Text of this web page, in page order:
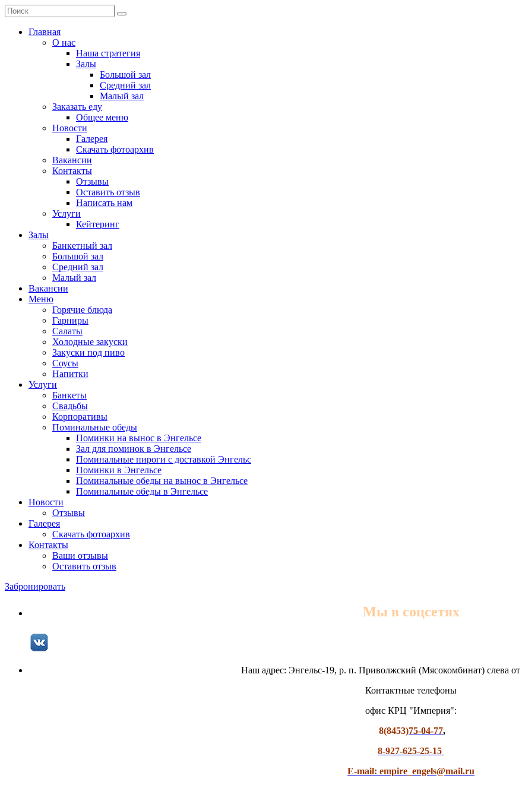
Главная
О нас
Наша стратегия
Залы
Большой зал
Средний зал
Малый зал
Заказать еду
Общее меню
Новости
Галерея
Скачать фотоархив
Вакансии
Контакты
Отзывы
Оставить отзыв
Написать нам
Услуги
Кейтеринг
Залы
Банкетный зал
Большой зал
Средний зал
Малый зал
Вакансии
Меню
Горячие блюда
Гарниры
Салаты
Холодные закуски
Закуски под пиво
Соусы
Напитки
Услуги
Банкеты
Свадьбы
Корпоративы
Поминальные обеды
Поминки на вынос в Энгельсе
Зал для поминок в Энгельсе
Поминальные пироги с доставкой Энгельс
Поминки в Энгельсе
Поминальные обеды на вынос в Энгельсе
Поминальные обеды в Энгельсе
Новости
Отзывы
Галерея
Скачать фотоархив
Контакты
Ваши отзывы
Оставить отзыв
Забронировать
Мы в соцсетях
Наш адрес: Энгельс-19, р. п. Приволжский (Мясокомбинат) слева от
Контактные телефоны
офис КРЦ "Империя":
8(8453)75-04-77,
8-927-625-25-15
E-mail: empire_engels@mail.ru